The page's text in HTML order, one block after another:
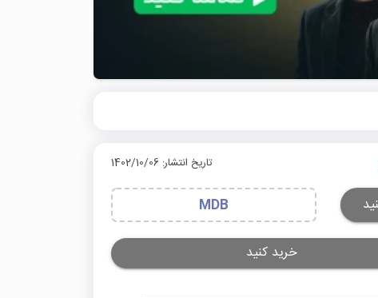
تاریخ انتشار: 1402/10/06
MDB
خرید کنید